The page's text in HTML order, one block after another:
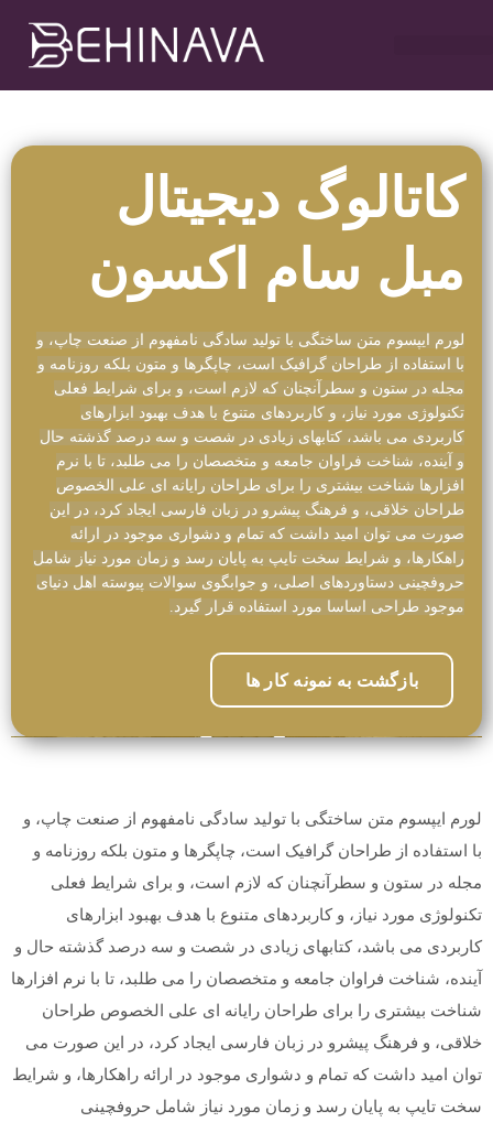
کاتالوگ دیجیتال
مبل سام اکسون
لورم ایپسوم متن ساختگی با تولید سادگی نامفهوم از صنعت چاپ، و
با استفاده از طراحان گرافیک است، چاپگرها و متون بلکه روزنامه و
مجله در ستون و سطرآنچنان که لازم است، و برای شرایط فعلی
تکنولوژی مورد نیاز، و کاربردهای متنوع با هدف بهبود ابزارهای
کاربردی می باشد، کتابهای زیادی در شصت و سه درصد گذشته حال
و آینده، شناخت فراوان جامعه و متخصصان را می طلبد، تا با نرم
افزارها شناخت بیشتری را برای طراحان رایانه ای علی الخصوص
طراحان خلاقی، و فرهنگ پیشرو در زبان فارسی ایجاد کرد، در این
صورت می توان امید داشت که تمام و دشواری موجود در ارائه
راهکارها، و شرایط سخت تایپ به پایان رسد و زمان مورد نیاز شامل
حروفچینی دستاوردهای اصلی، و جوابگوی سوالات پیوسته اهل دنیای
موجود طراحی اساسا مورد استفاده قرار گیرد.
بازگشت به نمونه کار ها
لورم ایپسوم متن ساختگی با تولید سادگی نامفهوم از صنعت چاپ، و
با استفاده از طراحان گرافیک است، چاپگرها و متون بلکه روزنامه و
مجله در ستون و سطرآنچنان که لازم است، و برای شرایط فعلی
تکنولوژی مورد نیاز، و کاربردهای متنوع با هدف بهبود ابزارهای
کاربردی می باشد، کتابهای زیادی در شصت و سه درصد گذشته حال و
آینده، شناخت فراوان جامعه و متخصصان را می طلبد، تا با نرم افزارها
شناخت بیشتری را برای طراحان رایانه ای علی الخصوص طراحان
خلاقی، و فرهنگ پیشرو در زبان فارسی ایجاد کرد، در این صورت می
توان امید داشت که تمام و دشواری موجود در ارائه راهکارها، و شرایط
سخت تایپ به پایان رسد و زمان مورد نیاز شامل حروفچینی